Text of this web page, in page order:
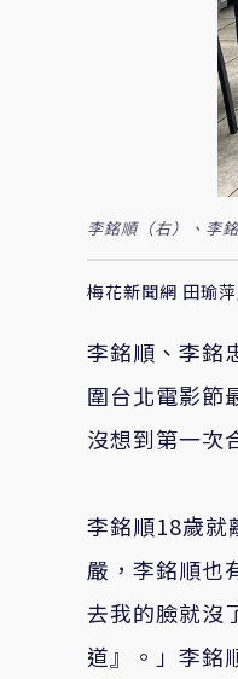
李銘順（右）、李
梅花新聞網 田瑜
李銘順、李銘
圍台北電影節
沒想到第一次
李銘順18歲就
嚴，李銘順也
去我的臉就沒
道』。」李銘